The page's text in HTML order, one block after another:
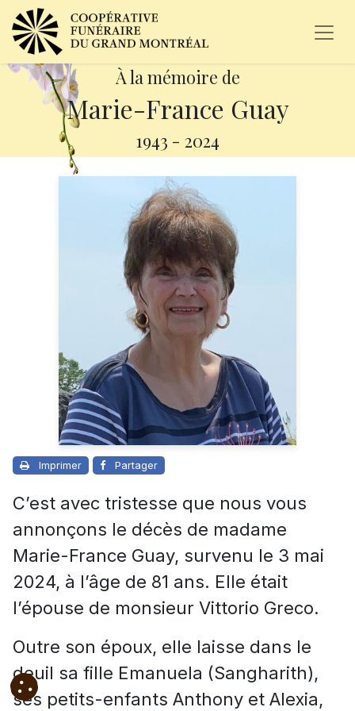
À la mémoire de
Marie-France Guay
1943 - 2024
Imprimer Partager
C’est avec tristesse que nous vous
annonçons le décès de madame
Marie-France Guay, survenu le 3 mai
2024, à l’âge de 81 ans. Elle était
l’épouse de monsieur Vittorio Greco.
Outre son époux, elle laisse dans le
deuil sa fille Emanuela (Sangharith),
ses petits-enfants Anthony et Alexia,